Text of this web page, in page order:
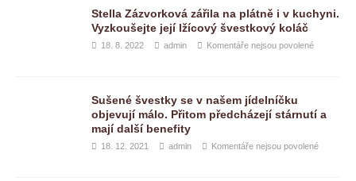
Stella Zázvorková zářila na plátně i v kuchyni.
Vyzkoušejte její lžícový švestkový koláč
18. 8. 2022 admin Komentáře nejsou povolené
Sušené švestky se v našem jídelníčku
objevují málo. Přitom předcházejí stárnutí a
mají další benefity
18. 12. 2021 admin Komentáře nejsou povolené